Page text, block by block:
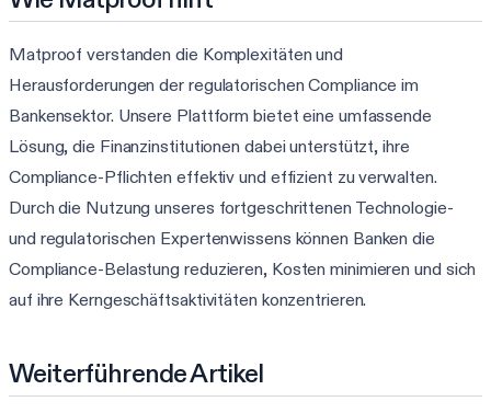
Matproof verstanden die Komplexitäten und
Herausforderungen der regulatorischen Compliance im
Bankensektor. Unsere Plattform bietet eine umfassende
Lösung, die Finanzinstitutionen dabei unterstützt, ihre
Compliance-Pflichten effektiv und effizient zu verwalten.
Durch die Nutzung unseres fortgeschrittenen Technologie-
und regulatorischen Expertenwissens können Banken die
Compliance-Belastung reduzieren, Kosten minimieren und sich
auf ihre Kerngeschäftsaktivitäten konzentrieren.
Weiterführende Artikel